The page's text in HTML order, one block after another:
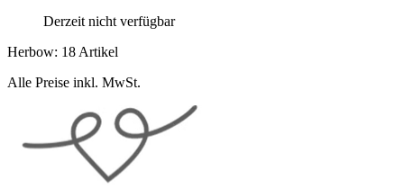
Derzeit nicht verfügbar
Herbow: 18 Artikel
Alle Preise inkl. MwSt.